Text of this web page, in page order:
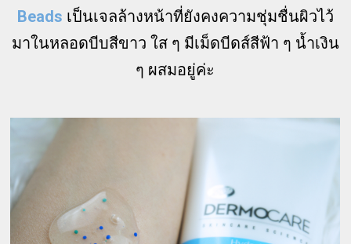
Beads เป็นเจลล้างหน้าที่ยังคงความชุ่มชื่นผิวไว้
มาในหลอดบีบสีขาว ใส ๆ มีเม็ดบีดส์สีฟ้า ๆ น้ำเงิน
ๆ ผสมอยู่ค่ะ